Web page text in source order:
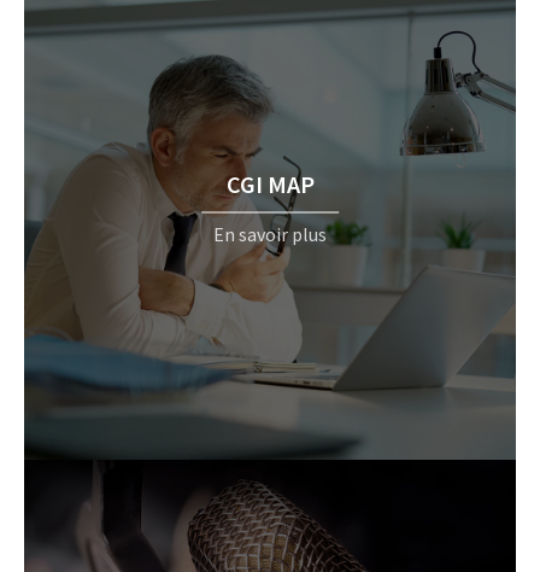
CGI MAP
En savoir plus